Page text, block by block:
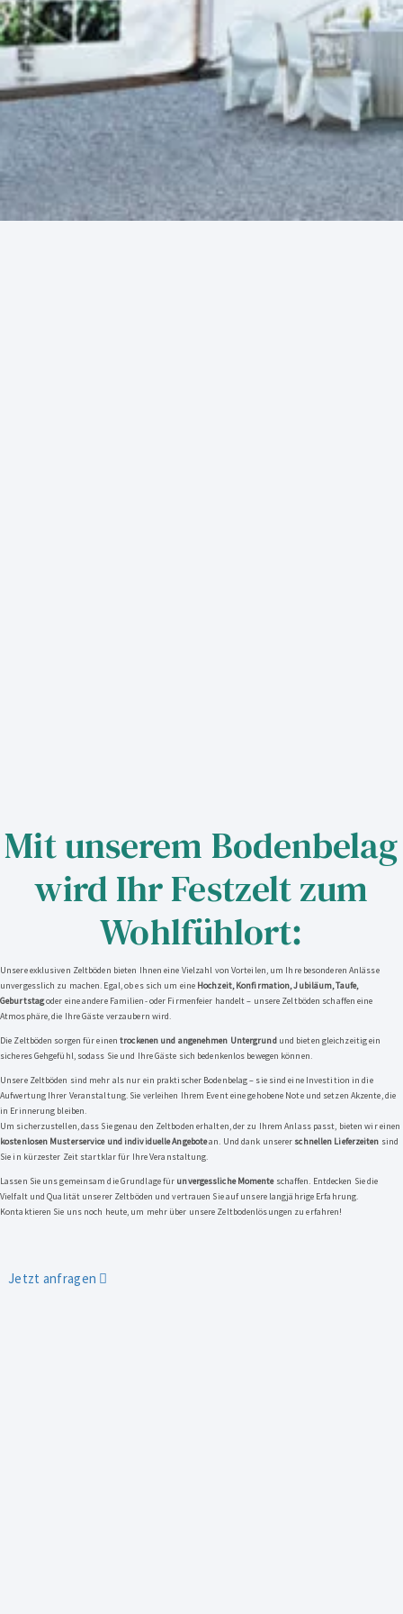
Mit unserem Bodenbelag
wird Ihr Festzelt zum
Wohlfühlort:
Unsere exklusiven Zeltböden bieten Ihnen eine Vielzahl von Vorteilen, um Ihre besonderen Anlässe
unvergesslich zu machen. Egal, ob es sich um eine Hochzeit, Konfirmation, Jubiläum, Taufe,
Geburtstagoder eine andere Familien- oder Firmenfeier handelt – unsere Zeltböden schaffen eine
Atmosphäre, die Ihre Gäste verzaubern wird.
Die Zeltböden sorgen für einentrockenen und angenehmen Untergrundund bieten gleichzeitig ein
sicheres Gehgefühl, sodass Sie und Ihre Gäste sich bedenkenlos bewegen können.
Unsere Zeltböden sind mehr als nur ein praktischer Bodenbelag – sie sind eine Investition in die
Aufwertung Ihrer Veranstaltung. Sie verleihen Ihrem Event eine gehobene Note und setzen Akzente, die
in Erinnerung bleiben.
Um sicherzustellen, dass Sie genau den Zeltboden erhalten, der zu Ihrem Anlass passt, bieten wir einen
kostenlosen Musterservice und individuelle Angebotean. Und dank unserer schnellen Lieferzeiten sind
Sie in kürzester Zeit startklar für Ihre Veranstaltung.
Lassen Sie uns gemeinsam die Grundlage für unvergessliche Momenteschaffen. Entdecken Sie die
Vielfalt und Qualität unserer Zeltböden und vertrauen Sie auf unsere langjährige Erfahrung.
Kontaktieren Sie uns noch heute, um mehr über unsere Zeltbodenlösungen zu erfahren!
Jetzt anfragen